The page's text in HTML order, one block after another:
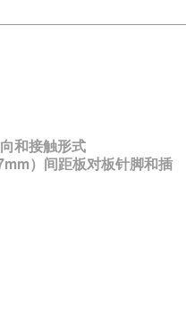
和接触形式
）间距板对板针脚和插